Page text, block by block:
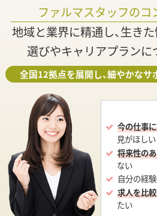
ファルマスタッフのコ
地域と業界に精通し、生き
選びやキャリアプランに
全国12拠点を展開し、細やかなサ
今の仕事
見がほしい
将来性の
ない
自分の経験
求人を比
たい